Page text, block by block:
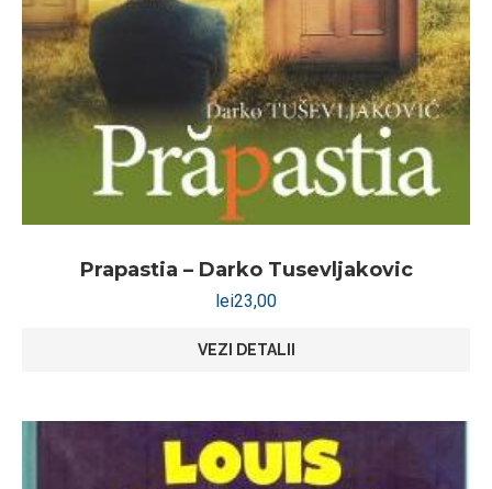
Prapastia – Darko Tusevljakovic
lei23,00
VEZI DETALII